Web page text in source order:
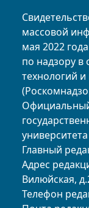
массовой
мая 2022
по надзору
технологий
университета
Главный
Адрес
Вилюйская,
Телефон